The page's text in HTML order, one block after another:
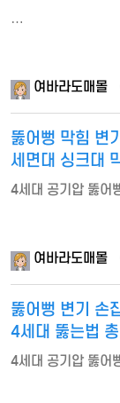
…
여바라도매몰
뚫어뻥 막힘 변
세면대 싱크대
4세대 공기압 뚫어
여바라도매몰
뚫어뻥 변기 손
4세대 뚫는법
4세대 공기압 뚫어